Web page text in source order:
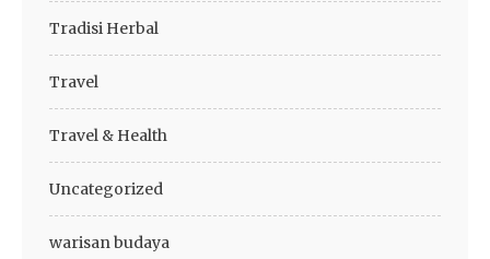
Tradisi Herbal
Travel
Travel & Health
Uncategorized
warisan budaya